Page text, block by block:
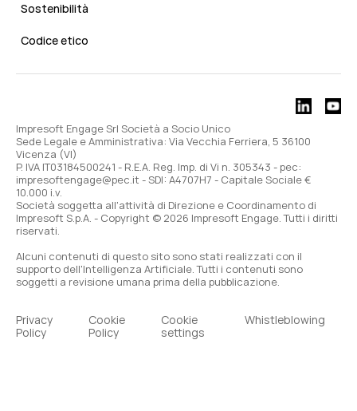
Sostenibilità
Codice etico
Impresoft Engage Srl Società a Socio Unico
Sede Legale e Amministrativa: Via Vecchia Ferriera, 5 36100
Vicenza (VI)
P. IVA IT03184500241 - R.E.A. Reg. Imp. di Vi n. 305343 - pec:
impresoftengage@pec.it - SDI: A4707H7 - Capitale Sociale €
10.000 i.v.
Società soggetta all'attività di Direzione e Coordinamento di
Impresoft S.p.A. - Copyright © 2026 Impresoft Engage. Tutti i diritti
riservati.
Alcuni contenuti di questo sito sono stati realizzati con il
supporto dell'Intelligenza Artificiale. Tutti i contenuti sono
soggetti a revisione umana prima della pubblicazione.
Privacy
Policy
Cookie
Policy
Cookie
settings
Whistleblowing